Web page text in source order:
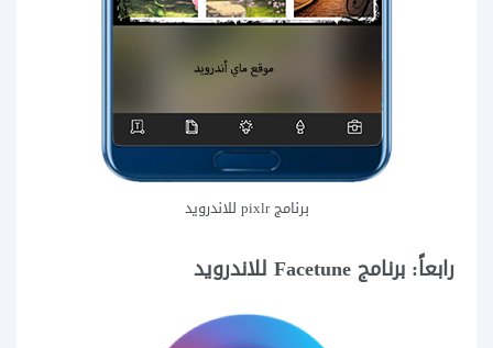
برنامج pixlr للاندرويد
رابعاً: برنامج Facetune للاندرويد